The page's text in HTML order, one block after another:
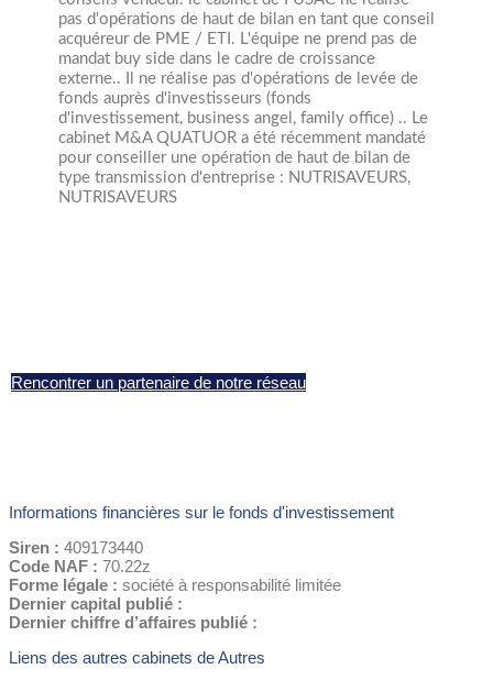
pas d'opérations de haut de bilan en tant que conseil
acquéreur de PME / ETI. L'équipe ne prend pas de
mandat buy side dans le cadre de croissance
externe..
Il ne réalise pas d'opérations de levée de
fonds auprès d'investisseurs (fonds
d'investissement, business angel, family office) .. Le
cabinet M&A QUATUOR a été récemment mandaté
pour conseiller une opération de haut de bilan de
type transmission d'entreprise : NUTRISAVEURS,
NUTRISAVEURS
Rencontrer un partenaire de notre réseau
Informations financières sur le fonds d'investissement
Siren : 409173440
Code NAF : 70.22z
Forme légale : société à responsabilité limitée
Dernier capital publié :
Dernier chiffre d’affaires publié :
Liens des autres cabinets de Autres